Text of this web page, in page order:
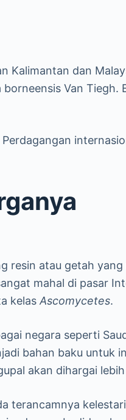
dan
Van Tiegh.
resin atau getah
mahal di pasar
kelas Ascomycetes.
negara seperti
bahan baku
akan dihargai
terancamnya